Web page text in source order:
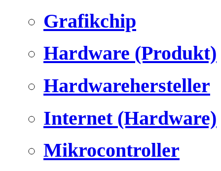
Grafikchip
Hardware (Produkt)
Hardwarehersteller
Internet (Hardware)
Mikrocontroller